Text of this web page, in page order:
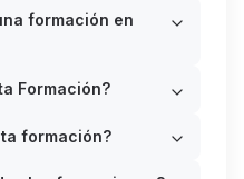
¿De qué se trata este
cortos para tomar
de finalización
en comunicación
formación en
Formación?
formación?